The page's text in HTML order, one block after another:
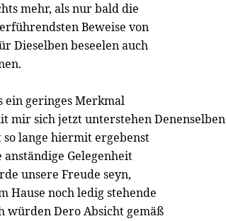
mehr, als nur bald die
Beweise von
Dieselben beseelen auch
ein geringes Merkmal
mir sich jetzt unterstehen Denenselben
lange hiermit ergebenst
anständige Gelegenheit
unsere Freude seyn,
Hause noch ledig stehende
würden Dero Absicht gemäß